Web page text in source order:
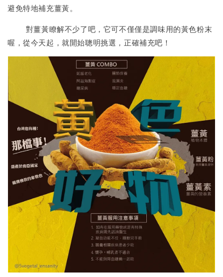
避免特地補充薑黃。
對薑黃瞭解不少了吧，它可不僅僅是調味用的黃色粉末
喔，從今天起，就開始聰明挑選，正確補充吧！